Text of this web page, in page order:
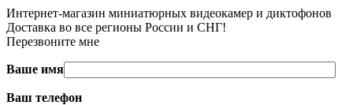
Интернет-магазин миниатюрных видеокамер и диктофонов
Доставка во все регионы России и СНГ!
Перезвоните мне
Ваше имя
Ваш телефон